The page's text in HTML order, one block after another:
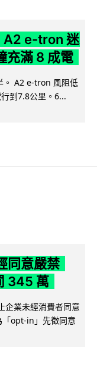
e-tron 迷
滿 8 成電
。 A2 e-tron 風阻低
到7.8公里。6...
同意嚴禁
345 萬
企業未經消費者同意
opt-in」先徵同意